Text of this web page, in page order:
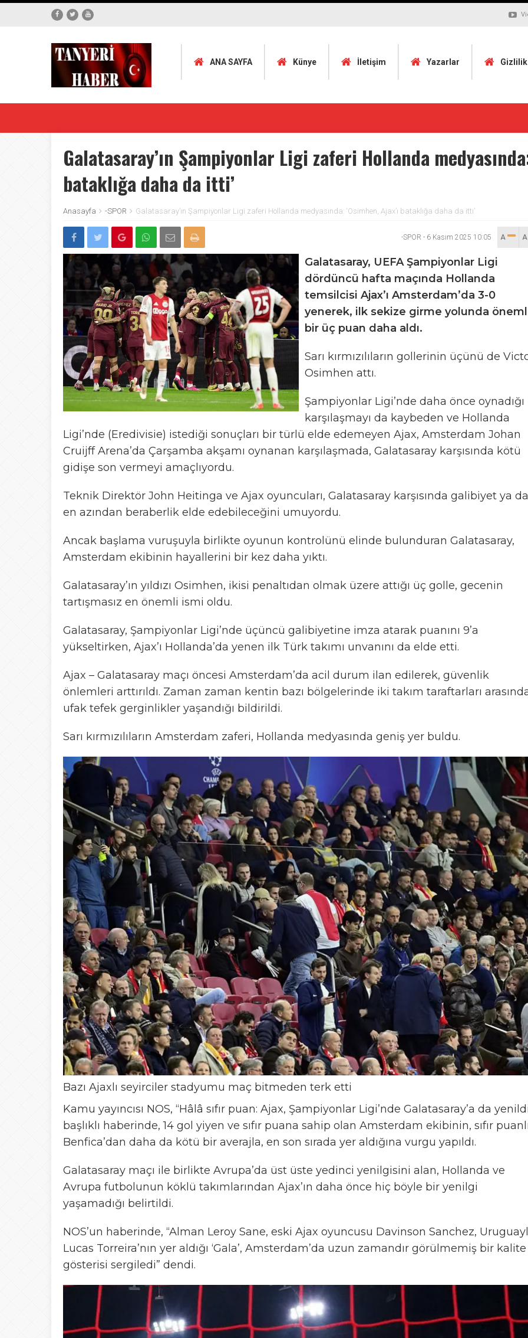
ANA SAYFA Künye İletişim Yazarlar
Galatasaray’ın Şampiyonlar Ligi zaferi Hollanda
bataklığa daha da itti’
Anasayfa -SPOR Galatasaray’ın Şampiyonlar Ligi zaferi Hollanda medyasında: ‘Osimhen, Ajax’ı bataklığa daha da itti’
-SPOR - 6 Kasım 2025 10:05 A
Galatasaray, UEFA Şampiyonlar Ligi
dördüncü hafta maçında Hollanda
temsilcisi Ajax’ı Amsterdam’da 3-0
yenerek, ilk sekize girme yolunda
bir üç puan daha aldı.
Sarı kırmızılıların gollerinin üçünü de
Osimhen attı.
Şampiyonlar Ligi’nde daha önce oynadığı
karşılaşmayı da kaybeden ve Hollanda
Ligi’nde (Eredivisie) istediği sonuçları bir türlü elde edemeyen Ajax, Amsterdam Johan
Cruijff Arena’da Çarşamba akşamı oynanan karşılaşmada, Galatasaray karşısında kötü
gidişe son vermeyi amaçlıyordu.
Teknik Direktör John Heitinga ve Ajax oyuncuları, Galatasaray karşısında galibiyet ya da
en azından beraberlik elde edebileceğini umuyordu.
Ancak başlama vuruşuyla birlikte oyunun kontrolünü elinde bulunduran Galatasaray,
Amsterdam ekibinin hayallerini bir kez daha yıktı.
Galatasaray’ın yıldızı Osimhen, ikisi penaltıdan olmak üzere attığı üç golle, gecenin
tartışmasız en önemli ismi oldu.
Galatasaray, Şampiyonlar Ligi’nde üçüncü galibiyetine imza atarak puanını 9’a
yükseltirken, Ajax’ı Hollanda’da yenen ilk Türk takımı unvanını da elde etti.
Ajax – Galatasaray maçı öncesi Amsterdam’da acil durum ilan edilerek, güvenlik
önlemleri arttırıldı. Zaman zaman kentin bazı bölgelerinde iki takım taraftarları
ufak tefek gerginlikler yaşandığı bildirildi.
Sarı kırmızılıların Amsterdam zaferi, Hollanda medyasında geniş yer buldu.
Bazı Ajaxlı seyirciler stadyumu maç bitmeden terk etti
Kamu yayıncısı NOS, “Hâlâ sıfır puan: Ajax, Şampiyonlar Ligi’nde Galatasaray’a da
başlıklı haberinde, 14 gol yiyen ve sıfır puana sahip olan Amsterdam ekibinin, sıfır
Benfica’dan daha da kötü bir averajla, en son sırada yer aldığına vurgu yapıldı.
Galatasaray maçı ile birlikte Avrupa’da üst üste yedinci yenilgisini alan, Hollanda ve
Avrupa futbolunun köklü takımlarından Ajax’ın daha önce hiç böyle bir yenilgi
yaşamadığı belirtildi.
NOS’un haberinde, “Alman Leroy Sane, eski Ajax oyuncusu Davinson Sanchez,
Lucas Torreira’nın yer aldığı ‘Gala’, Amsterdam’da uzun zamandır görülmemiş bir kalite
gösterisi sergiledi” dendi.